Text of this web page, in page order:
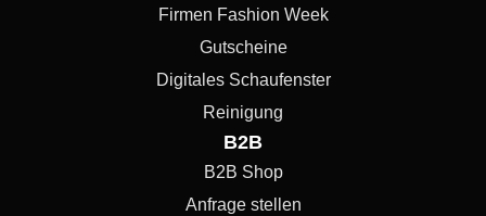
Firmen Fashion Week
Gutscheine
Digitales Schaufenster
Reinigung
B2B
B2B Shop
Anfrage stellen